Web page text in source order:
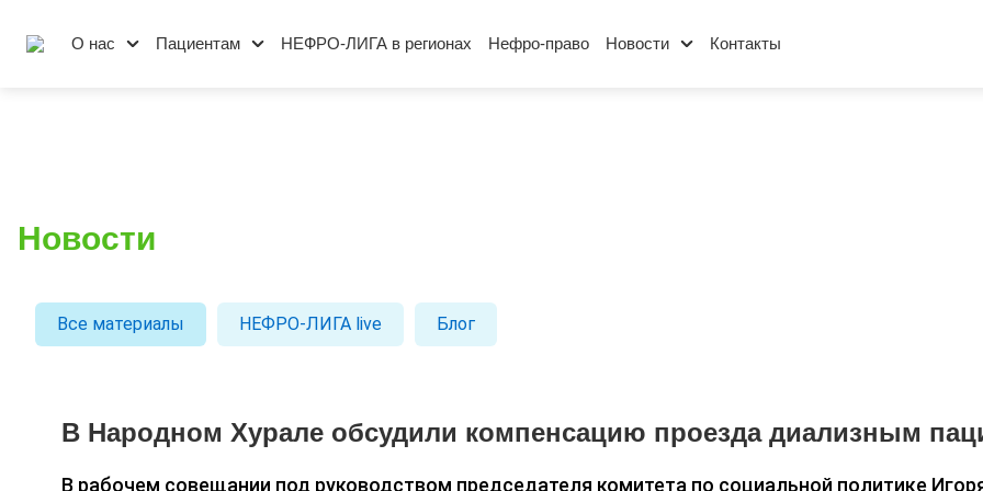
О нас Пациентам НЕФРО-ЛИГА в регионах Нефро-право Новости Контакты
Новости
Все материалы НЕФРО-ЛИГА live Блог
В Народном Хурале обсудили компенсацию проезда диализным
В рабочем совещании под руководством председателя комитета по социальной политике